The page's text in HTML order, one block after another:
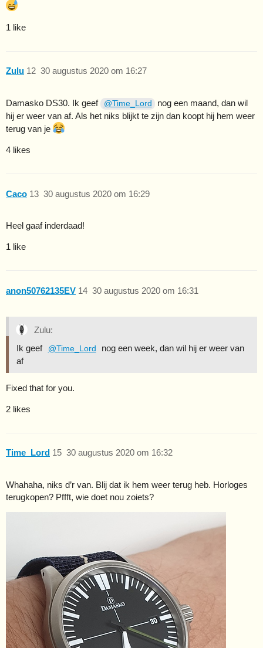
1 like
Zulu 30 augustus 2020 om 16:27
12
Damasko DS30. Ik geef @Time_Lord
nog een maand, dan wil
hij er weer van af. Als het niks blijkt te zijn dan koopt hij hem weer
terug van je
4 likes
Caco 30 augustus 2020 om 16:29
13
Heel gaaf inderdaad!
1 like
anon50762135EV 30 augustus 2020 om 16:31
14
Zulu:
Ik geef
@Time_Lord
nog een week, dan wil hij er weer van
af
Fixed that for you.
2 likes
Time_Lord 30 augustus 2020 om 16:32
15
Whahaha, niks d’r van. Blij dat ik hem weer terug heb. Horloges
terugkopen? Pffft, wie doet nou zoiets?